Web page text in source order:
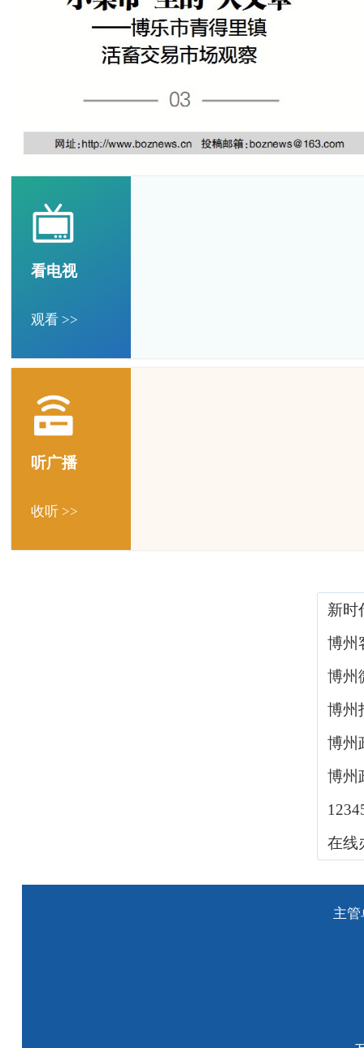
看电视
观看 >>
听广播
收听 >>
新时
博州
博州
博州
博州
博州
在线
主